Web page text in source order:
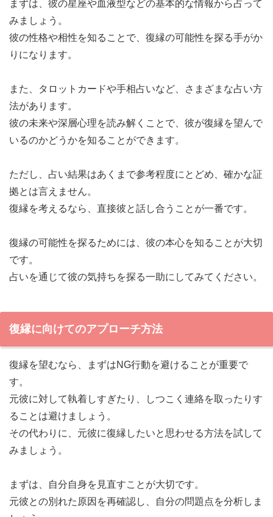
まずは、彼の星座や血液型などの基本的な情報から占って
みましょう。
彼の性格や相性を知ることで、復縁の可能性を探る手がか
りになります。
また、タロットカードや手相占いなど、さまざまな占い方
法があります。
彼の未来や深層心理を読み解くことで、彼が復縁を望んで
いるのかどうかを知ることができます。
ただし、占い結果はあくまで参考程度にとどめ、確かな証
拠とは言えません。
復縁を考えるなら、直接彼と話し合うことが一番です。
復縁の可能性を探るためには、彼の本心を知ることが大切
です。
占いを通じて彼の気持ちを探る一助にしてみてください。
復縁に向けてのアプローチ方法
復縁を望むなら、まずはNG行動を避けることが重要で
す。
元彼に対して執着しすぎたり、しつこく連絡を取ったりす
ることは避けましょう。
その代わりに、元彼に復縁したいと思わせる方法を試して
みましょう。
まずは、自分自身を見直すことが大切です。
元彼との別れた原因を再確認し、自分の問題点を分析しま